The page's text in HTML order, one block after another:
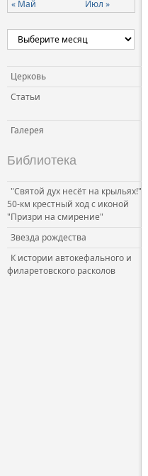
« Май Июл »
Церковь
Статьи
Галерея
Библиотека
"Святой дух несёт на крыльях!"
50-км крестный ход с иконой
"Призри на смирение"
Звезда рождества
К истории автокефального и
филаретовского расколов